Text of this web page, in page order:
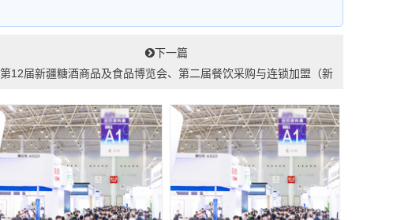
下一篇
第12届新疆糖酒商品及食品博览会、第二届餐饮采购与连锁加盟（新